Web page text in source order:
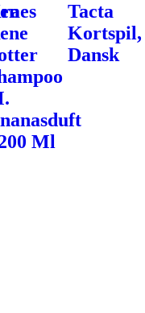
Ml
Tacta
Kortspil,
Dansk